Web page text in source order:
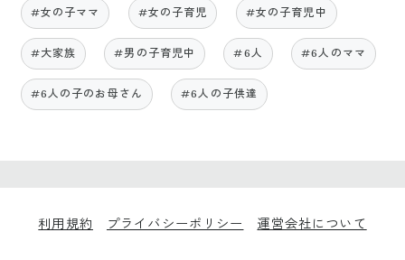
#女の子ママ #女の子育児 #女の子育児中
#大家族 #男の子育児中 #6人 #6人のママ
#6人の子のお母さん #6人の子供達
利用規約 プライバシーポリシー 運営会社について